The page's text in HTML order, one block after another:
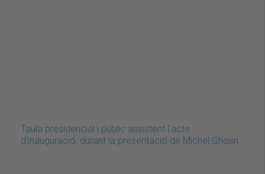
Taula presidencial i públic assistent l'acte
d'inauguració, durant la presentació de Michel Ghosn